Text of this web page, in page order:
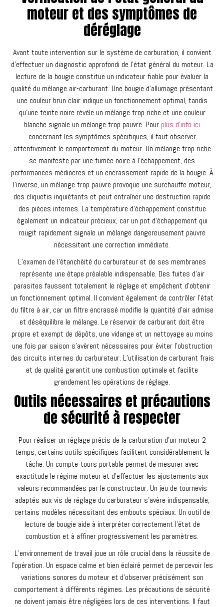
moteur et des symptômes de
déréglage
Avant toute intervention sur le système de carburation, il convient
d’effectuer un diagnostic approfondi de l’état général du moteur. La
lecture de la bougie constitue un indicateur fiable pour évaluer la
qualité du mélange air-carburant. Une bougie d’allumage présentant
une couleur brun clair indique un fonctionnement optimal, tandis
qu’une teinte noire révèle un mélange trop riche et une couleur
blanche signale un mélange trop pauvre. Pour plus d’info ici
concernant les symptômes spécifiques, il faut observer
attentivement le comportement du moteur. Un mélange trop riche
se manifeste par une fumée noire à l’échappement, des
performances médiocres et un encrassement rapide de la bougie. À
l’inverse, un mélange trop pauvre provoque une surchauffe moteur,
des cliquetis inquiétants et peut entraîner une destruction rapide
des pièces internes. La température d’échappement constitue
également un indicateur précieux, car un pot d’échappement qui
rougit rapidement signale un mélange dangereusement pauvre
nécessitant une correction immédiate.
L’examen de l’étanchéité du carburateur et de ses membranes
représente une étape préalable indispensable. Des fuites d’air
parasites faussent totalement le réglage et empêchent d’obtenir
un fonctionnement optimal. Il convient également de contrôler l’état
du filtre à air, car un filtre encrassé modifie la quantité d’air admise
et déséquilibre le mélange. Le réservoir de carburant doit être
propre et exempt de dépôts, une vidange et un nettoyage au moins
une fois par saison s’avèrent nécessaires pour éviter l’obstruction
des circuits internes du carburateur. L’utilisation de carburant frais
et de qualité garantit une combustion optimale et facilite
grandement les opérations de réglage.
Outils nécessaires et précautions
de sécurité à respecter
Pour réaliser un réglage précis de la carburation d’un moteur 2
temps, certains outils spécifiques facilitent considérablement la
tâche. Un compte-tours portable permet de mesurer avec
exactitude le régime moteur et d’effectuer les ajustements aux
valeurs recommandées par le constructeur. Un jeu de tournevis
adaptés aux vis de réglage du carburateur s’avère indispensable,
certains modèles nécessitant des embouts spéciaux. Un outil de
lecture de bougie aide à interpréter correctement l’état de
combustion et à affiner progressivement les paramètres.
L’environnement de travail joue un rôle crucial dans la réussite de
l’opération. Un espace calme et bien éclairé permet de percevoir les
variations sonores du moteur et d’observer précisément son
comportement à différents régimes. Les précautions de sécurité
ne doivent jamais être négligées lors de ces interventions. Il faut